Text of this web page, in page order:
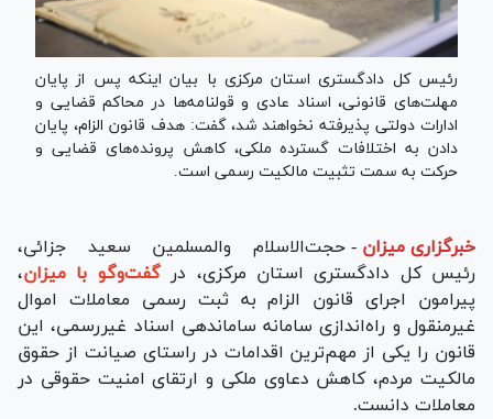
رئیس کل دادگستری استان مرکزی با بیان اینکه پس از پایان
مهلت‌های قانونی، اسناد عادی و قولنامه‌ها در محاکم قضایی و
ادارات دولتی پذیرفته نخواهند شد، گفت: هدف قانون الزام، پایان
دادن به اختلافات گسترده ملکی، کاهش پرونده‌های قضایی و
حرکت به سمت تثبیت مالکیت رسمی است.
خبرگزاری میزان - حجت‌الاسلام والمسلمین سعید جزائی،
رئیس کل دادگستری استان مرکزی، درگفت‌وگو با میزان،
پیرامون اجرای قانون الزام به ثبت رسمی معاملات اموال
غیرمنقول و راه‌اندازی سامانه ساماندهی اسناد غیررسمی، این
قانون را یکی از مهم‌ترین اقدامات در راستای صیانت از حقوق
مالکیت مردم، کاهش دعاوی ملکی و ارتقای امنیت حقوقی در
معاملات دانست.